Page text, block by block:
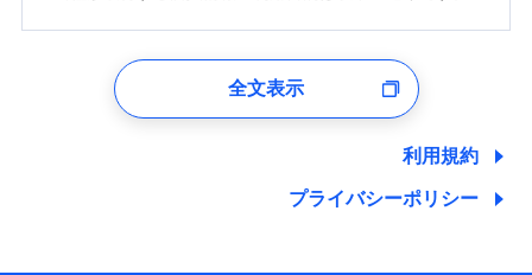
ユーザー登録受付および、管理のため
しくは委託を受けている保険会社・提携会社の保険その他に
た維持管理等の委託業務遂行のため、またそれらに付帯、関
全文表示
利用規約
プライバシーポリシー